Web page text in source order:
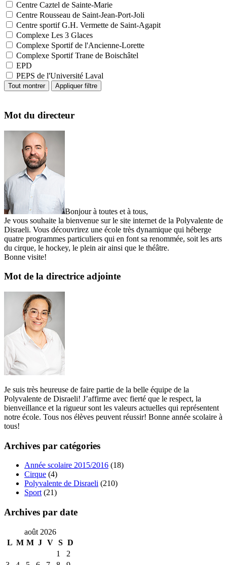
Centre Caztel de Sainte-Marie
Centre Rousseau de Saint-Jean-Port-Joli
Centre sportif G.H. Vermette de Saint-Agapit
Complexe Les 3 Glaces
Complexe Sportif de l'Ancienne-Lorette
Complexe Sportif Trane de Boischâtel
EPD
PEPS de l'Université Laval
Mot du directeur
Bonjour à toutes et à tous,
Je vous souhaite la bienvenue sur le site internet de la Polyvalente de
Disraeli. Vous découvrirez une école très dynamique qui héberge
quatre programmes particuliers qui en font sa renommée, soit les arts
du cirque, le hockey, le plein air ainsi que le théâtre.
Bonne visite!
Mot de la directrice adjointe
Je suis très heureuse de faire partie de la belle équipe de la
Polyvalente de Disraeli! J’affirme avec fierté que le respect, la
bienveillance et la rigueur sont les valeurs actuelles qui représentent
notre école. Tous nos élèves peuvent réussir! Bonne année scolaire à
tous!
Archives par catégories
Année scolaire 2015/2016 (18)
Cirque (4)
Polyvalente de Disraeli (210)
Sport(21)
Archives par date
août 2026
L M M J V S D
1
2